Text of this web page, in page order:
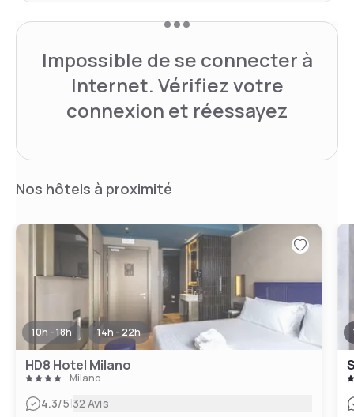
Impossible de se connecter à
Internet. Vérifiez votre
connexion et réessayez
Nos hôtels à proximité
10h - 18h 14h - 22h
HD8 Hotel Milano
Milano
4.3/5|32 Avis